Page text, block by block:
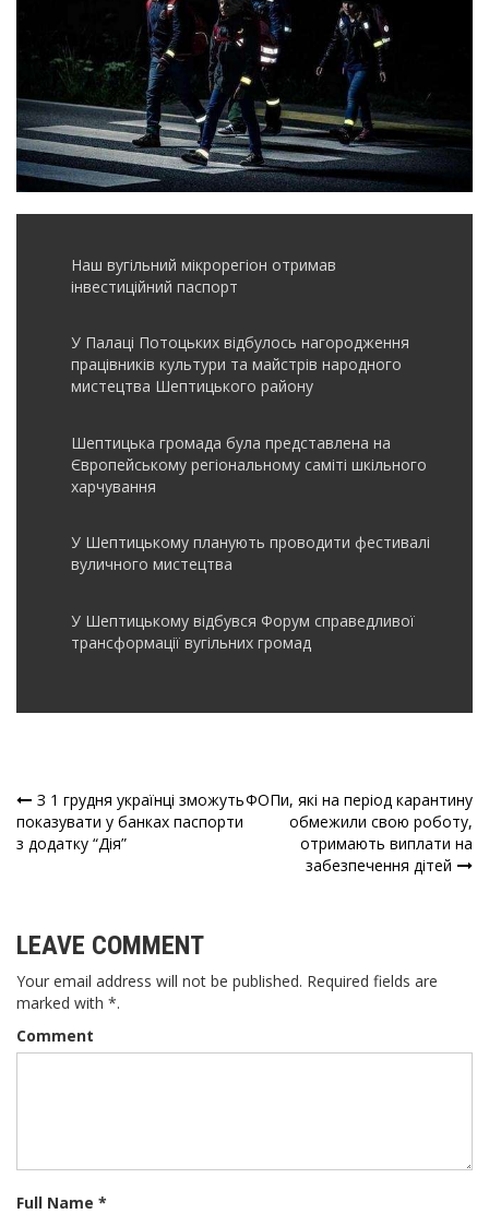
Наш вугільний мікрорегіон отримав
інвеcтиційний паспорт
У Палаці Потоцьких відбулось нагородження
працівників культури та майстрів народного
мистецтва Шептицького району
Шептицька громада була представлена на
Європейському регіональному саміті шкільного
харчування
У Шептицькому планують проводити фестивалі
вуличного мистецтва
У Шептицькому відбувся Форум справедливої
трансформації вугільних громад
Навігація
записів
З 1 грудня українці зможуть
показувати у банках паспорти
з додатку “Дія”
ФОПи, які на період карантину
обмежили свою роботу,
отримають виплати на
забезпечення дітей
LEAVE COMMENT
Your email address will not be published. Required fields are
marked with *.
Comment
Full Name *